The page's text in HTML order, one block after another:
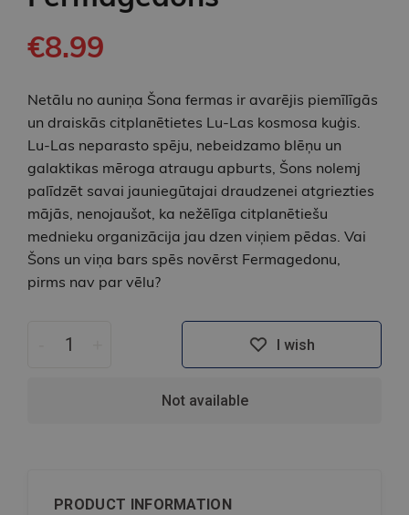
€8.99
Netālu no auniņa Šona fermas ir avarējis piemīlīgās
un draiskās citplanētietes Lu-Las kosmosa kuģis.
Lu-Las neparasto spēju, nebeidzamo blēņu un
galaktikas mēroga atraugu apburts, Šons nolemj
palīdzēt savai jauniegūtajai draudzenei atgriezties
mājās, nenojaušot, ka nežēlīga citplanētiešu
mednieku organizācija jau dzen viņiem pēdas. Vai
Šons un viņa bars spēs novērst Fermagedonu,
pirms nav par vēlu?
I wish
Not available
PRODUCT INFORMATION